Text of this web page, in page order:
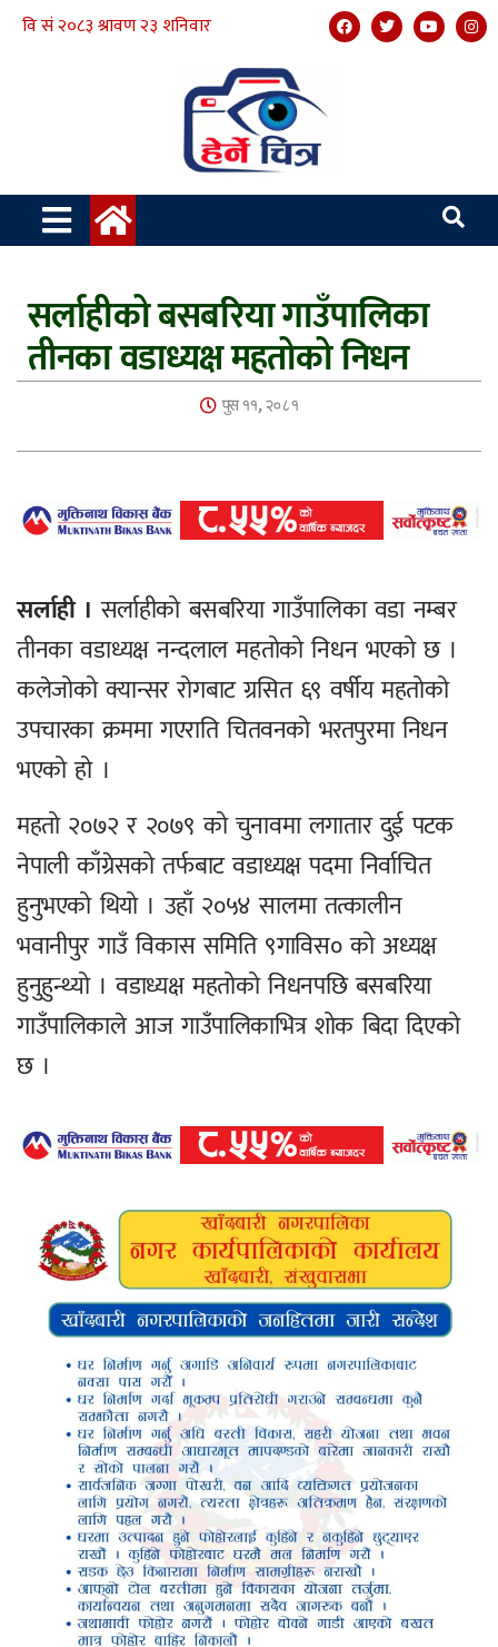
सर्लाहीको बसबरिया गाउँपालिका
तीनका वडाध्यक्ष महतोको निधन
पुस ११, २०८१
सर्लाही । सर्लाहीको बसबरिया गाउँपालिका वडा नम्बर
तीनका वडाध्यक्ष नन्दलाल महतोको निधन भएको छ ।
कलेजोको क्यान्सर रोगबाट ग्रसित ६९ वर्षीय महतोको
उपचारका क्रममा गएराति चितवनको भरतपुरमा निधन
भएको हो ।
महतो २०७२ र २०७९ को चुनावमा लगातार दुई पटक
नेपाली काँग्रेसको तर्फबाट वडाध्यक्ष पदमा निर्वाचित
हुनुभएको थियो । उहाँ २०५४ सालमा तत्कालीन
भवानीपुर गाउँ विकास समिति ९गाविस० को अध्यक्ष
हुनुहुन्थ्यो । वडाध्यक्ष महतोको निधनपछि बसबरिया
गाउँपालिकाले आज गाउँपालिकाभित्र शोक बिदा दिएको
छ ।